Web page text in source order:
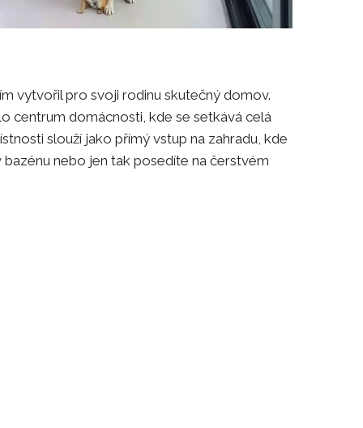
vytvořil pro svoji rodinu skutečný domov.
centrum domácnosti, kde se setkává celá
slouží jako přímý vstup na zahradu, kde
nebo jen tak posedíte na čerstvém